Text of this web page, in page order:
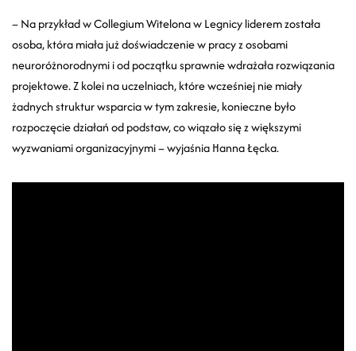
– Na przykład w Collegium Witelona w Legnicy liderem została
osoba, która miała już doświadczenie w pracy z osobami
neuroróżnorodnymi i od początku sprawnie wdrażała rozwiązania
projektowe. Z kolei na uczelniach, które wcześniej nie miały
żadnych struktur wsparcia w tym zakresie, konieczne było
rozpoczęcie działań od podstaw, co wiązało się z większymi
wyzwaniami organizacyjnymi – wyjaśnia Hanna Łęcka.